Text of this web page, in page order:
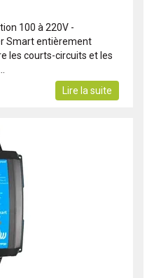
100 à 220V -
Smart entièrement
les courts-circuits et les
Lire la suite